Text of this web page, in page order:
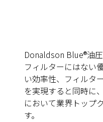
Donaldson Blue®油
フィルターにはない
い効率性、フィルタ
を実現すると同時に
において業界トップ
す。